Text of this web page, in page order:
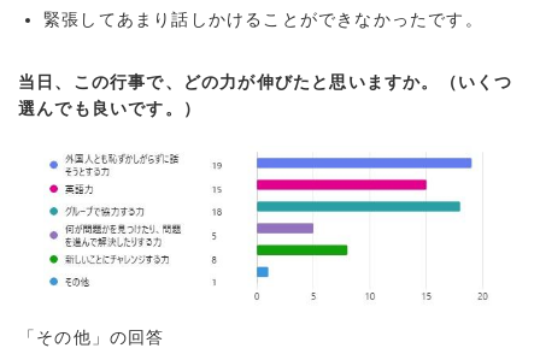
緊張してあまり話しかけることができなかったです。
当日、この行事で、どの力が伸びたと思いますか。（いくつ
選んでも良いです。）
「その他」の回答